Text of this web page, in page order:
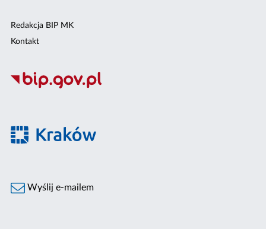
Redakcja BIP MK
Kontakt
Wyślij e-mailem